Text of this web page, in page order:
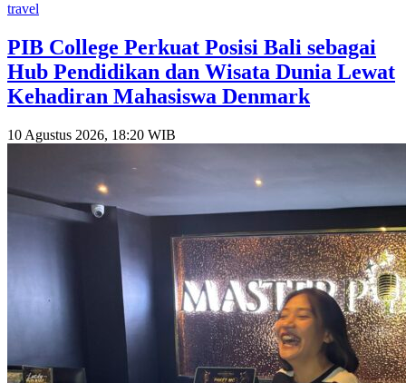
travel
PIB College Perkuat Posisi Bali sebagai
Hub Pendidikan dan Wisata Dunia Lewat
Kehadiran Mahasiswa Denmark
10 Agustus 2026, 18:20 WIB